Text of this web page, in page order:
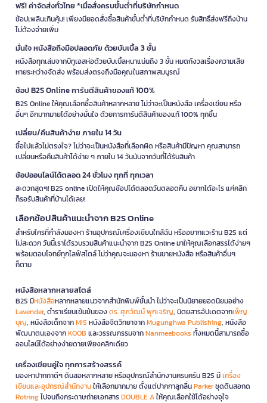
ฟรี! ค่าจัดส่งทั่วไทย *เมื่อสั่งครบขั้นต่ำที่บริษัทกำหนด
ช้อปเพลินเกินคุ้ม! เพียงมียอดสั่งซื้อสินค้าขั้นต่ำที่บริษัทกำหนด รับสิทธิ์ส่งฟรีถึงบ้าน
ไม่ต้องจ่ายเพิ่ม
มั่นใจ หนังสือถึงมือปลอดภัย ด้วยบับเบิ้ล 3 ชั้น
หนังสือทุกเล่มจากบีทูเอสห่อด้วยบับเบิ้ลหนาแน่นถึง 3 ชั้น หมดกังวลเรื่องความเสีย
หายระหว่างจัดส่ง พร้อมส่งตรงถึงมือคุณในสภาพสมบูรณ์
ช้อป B2S Online การันตีสินค้าของแท้ 100%
B2S Online ให้คุณเลือกซื้อสินค้าหลากหลาย ไม่ว่าจะเป็นหนังสือ เครื่องเขียน หรือ
อื่นๆ อีกมากมายได้อย่างมั่นใจ ด้วยการการันตีสินค้าของแท้ 100% ทุกชิ้น
เปลี่ยน/คืนสินค้าง่าย ภายใน 14 วัน
ซื้อไปแล้วไม่ตรงใจ? ไม่ว่าจะเป็นหนังสือที่เลือกผิด หรือสินค้ามีปัญหา คุณสามารถ
เปลี่ยนหรือคืนสินค้าได้ง่าย ๆ ภายใน 14 วันนับจากวันที่ได้รับสินค้า
ช้อปออนไลน์ได้ตลอด 24 ชั่วโมง ทุกที่ ทุกเวลา
สะดวกสุดๆ! B2S online เปิดให้คุณช้อปได้ตลอดวันตลอดคืน อยากได้อะไร แค่คลิก
ก็รอรับสินค้าที่บ้านได้เลย!
เลือกช้อปสินค้าแนะนำจาก B2S Online
สำหรับใครที่กำลังมองหา ร้านอุปกรณ์เครื่องเขียนใกล้ฉัน หรืออยากแวะร้าน B2S แต่
ไม่สะดวก วันนี้เราได้รวบรวมสินค้าแนะนำจาก B2S Online มาให้คุณเลือกสรรได้ง่ายๆ
พร้อมตอบโจทย์ทุกไลฟ์สไตล์ ไม่ว่าคุณจะมองหา ร้านขายหนังสือ หรือสินค้าอื่นๆ
ก็ตาม
หนังสือหลากหลายสไตล์
B2S มีหนังสือหลากหลายแนวจากสำนักพิมพ์ชั้นนำ ไม่ว่าจะเป็นนิยายยอดนิยมอย่าง
Lavender, ตำราเรียนเข้มข้นของดร. ศุภวัฒน์ พุกเจริญ, นิตยสารอัปเดตจากเพ็ญ
บุญ, หนังสือเด็กจากMIS หนังสือจิตวิทยาจากMugunghwa Publishing, หนังสือ
พัฒนาตนเองจากKOOB และวรรณกรรมจากNanmeebooks ทั้งหมดนี้สามารถซื้อ
ออนไลน์ได้อย่างง่ายดายเพียงคลิกเดียว
เครื่องเขียนคู่ใจ ทุกการสร้างสรรค์
มองหาปากกาดีๆ ดินสอหลากหลาย หรืออุปกรณ์สำนักงานครบครัน B2S มีเครื่อง
เขียนและอุปกรณ์สำนักงานให้เลือกมากมาย ตั้งแต่ปากกาลูกลื่นParkerชุดดินสอกด
Rotringไปจนถึงกระดาษถ่ายเอกสารDOUBLE Aให้คุณเลือกใช้ได้อย่างจุใจ